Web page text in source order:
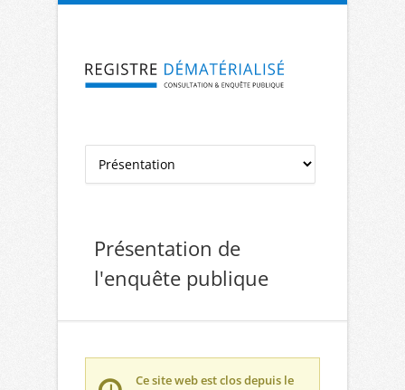
Aller à la navigation Aller au contenu
Présentation de
l'enquête publique
Ce site web est clos depuis le